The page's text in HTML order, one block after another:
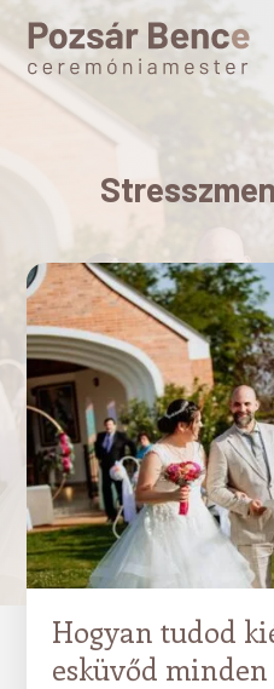
Hogyan tudod
esküvőd